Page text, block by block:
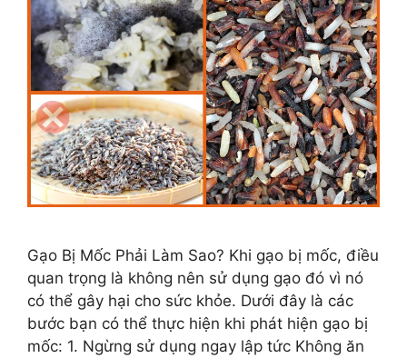
Gạo Bị Mốc Phải Làm Sao? Khi gạo bị mốc, điều
quan trọng là không nên sử dụng gạo đó vì nó
có thể gây hại cho sức khỏe. Dưới đây là các
bước bạn có thể thực hiện khi phát hiện gạo bị
mốc: 1. Ngừng sử dụng ngay lập tức Không ăn